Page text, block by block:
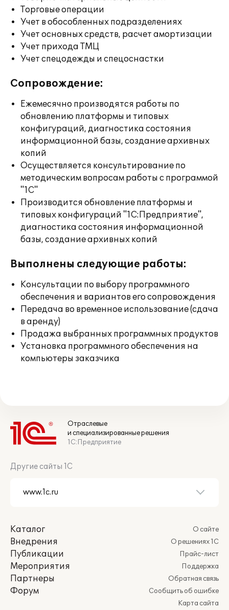
Торговые операции
Учет в обособленных подразделениях
Учет основных средств, расчет амортизации
Учет прихода ТМЦ
Учет спецодежды и спецоснастки
Сопровождение:
Ежемесячно производятся работы по
обновлению платформы и типовых
конфигураций, диагностика состояния
информационной базы, создание архивных
копий
Осуществляется консультирование по
методическим вопросам работы с программой
"1С"
Производится обновление платформы и
типовых конфигураций "1С:Предприятие",
диагностика состояния информационной
базы, создание архивных копий
Выполнены следующие работы:
Консультации по выбору программного
обеспечения и вариантов его сопровождения
Передача во временное использование (сдача
в аренду)
Продажа выбранных программных продуктов
Установка программного обеспечения на
компьютеры заказчика
Отраслевые
и специализированные решения
1С:Предприятие
Другие сайты 1С
Каталог
Внедрения
Публикации
Мероприятия
Партнеры
Форум
О сайте
О решениях 1С
Прайс-лист
Поддержка
Обратная связь
Сообщить об ошибке
Карта сайта